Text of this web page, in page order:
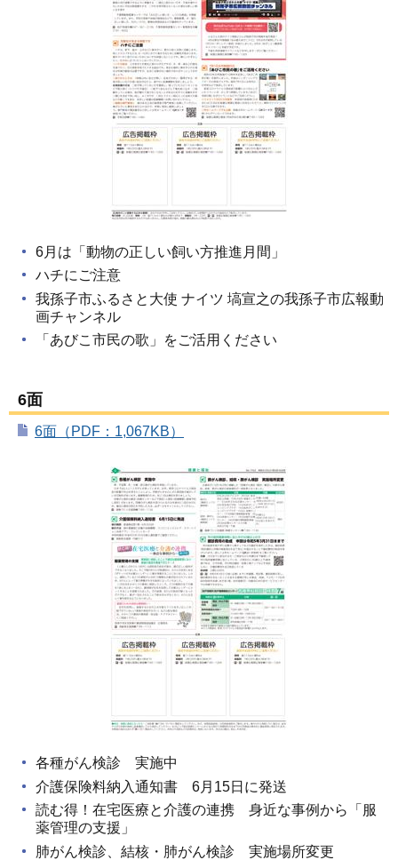
6月は「動物の正しい飼い方推進月間」
ハチにご注意
我孫子市ふるさと大使 ナイツ 塙宣之の我孫子市広報動
画チャンネル
「あびこ市民の歌」をご活用ください
6面
6面（PDF：1,067KB）
各種がん検診 実施中
介護保険料納入通知書 6月15日に発送
読む得！在宅医療と介護の連携 身近な事例から「服
薬管理の支援」
肺がん検診、結核・肺がん検診 実施場所変更